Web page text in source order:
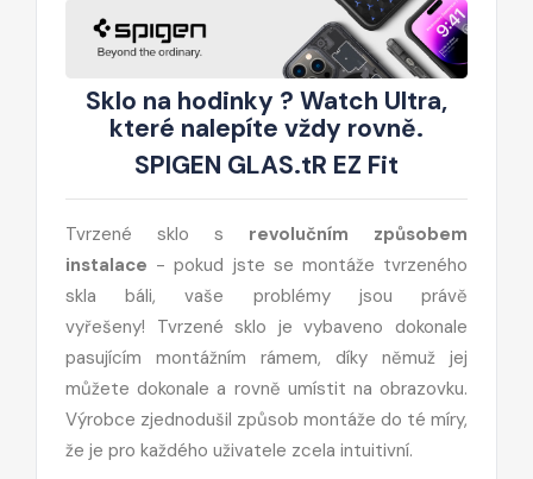
Sklo na hodinky ? Watch Ultra,
které nalepíte vždy rovně.
SPIGEN GLAS.tR EZ Fit
Tvrzené sklo s revolučním způsobem
instalace - pokud jste se montáže tvrzeného
skla báli, vaše problémy jsou právě
vyřešeny! Tvrzené sklo je vybaveno dokonale
pasujícím montážním rámem, díky němuž jej
můžete dokonale a rovně umístit na obrazovku.
Výrobce zjednodušil způsob montáže do té míry,
že je pro každého uživatele zcela intuitivní.